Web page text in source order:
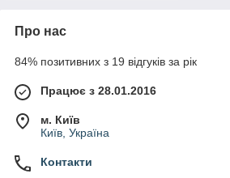
Про нас
84% позитивних з 19 відгуків за рік
Працює з 28.01.2016
м. Київ
Київ, Україна
Контакти